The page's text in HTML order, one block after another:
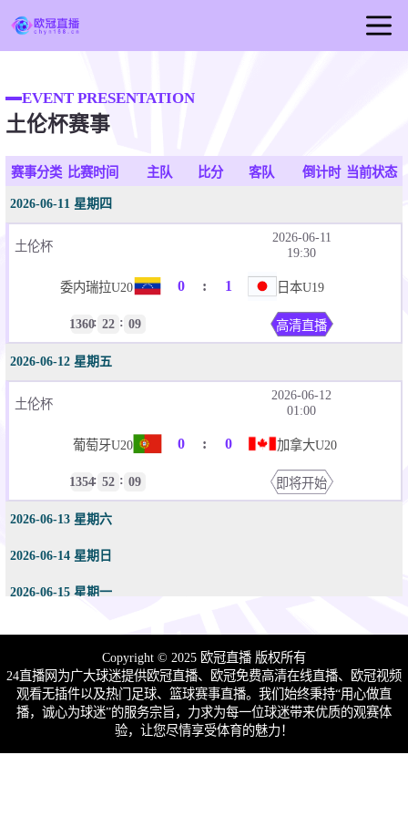
欧冠直播
足球直播
篮球直播
欧冠视频
EVENT PRESENTATION
土伦杯赛事
赛事分类 比赛时间 主队 比分 客队 倒计时 当前状态
2026-06-11 星期四
土伦杯
2026-06-11
19:30
委内瑞拉U20 0 : 1 日本U19
1360: 22 : 14 高清直播
2026-06-12 星期五
土伦杯
2026-06-12
01:00
葡萄牙U20 0 : 0 加拿大U20
1354: 52 : 14 即将开始
2026-06-13 星期六
2026-06-14 星期日
2026-06-15 星期一
2026-06-17 星期三
Copyright © 2025 欧冠直播 版权所有
24直播网为广大球迷提供欧冠直播、欧冠免费高清在线直播、欧冠视频
观看无插件以及热门足球、篮球赛事直播。我们始终秉持“用心做直
播，诚心为球迷”的服务宗旨，力求为每一位球迷带来优质的观赛体
验，让您尽情享受体育的魅力！